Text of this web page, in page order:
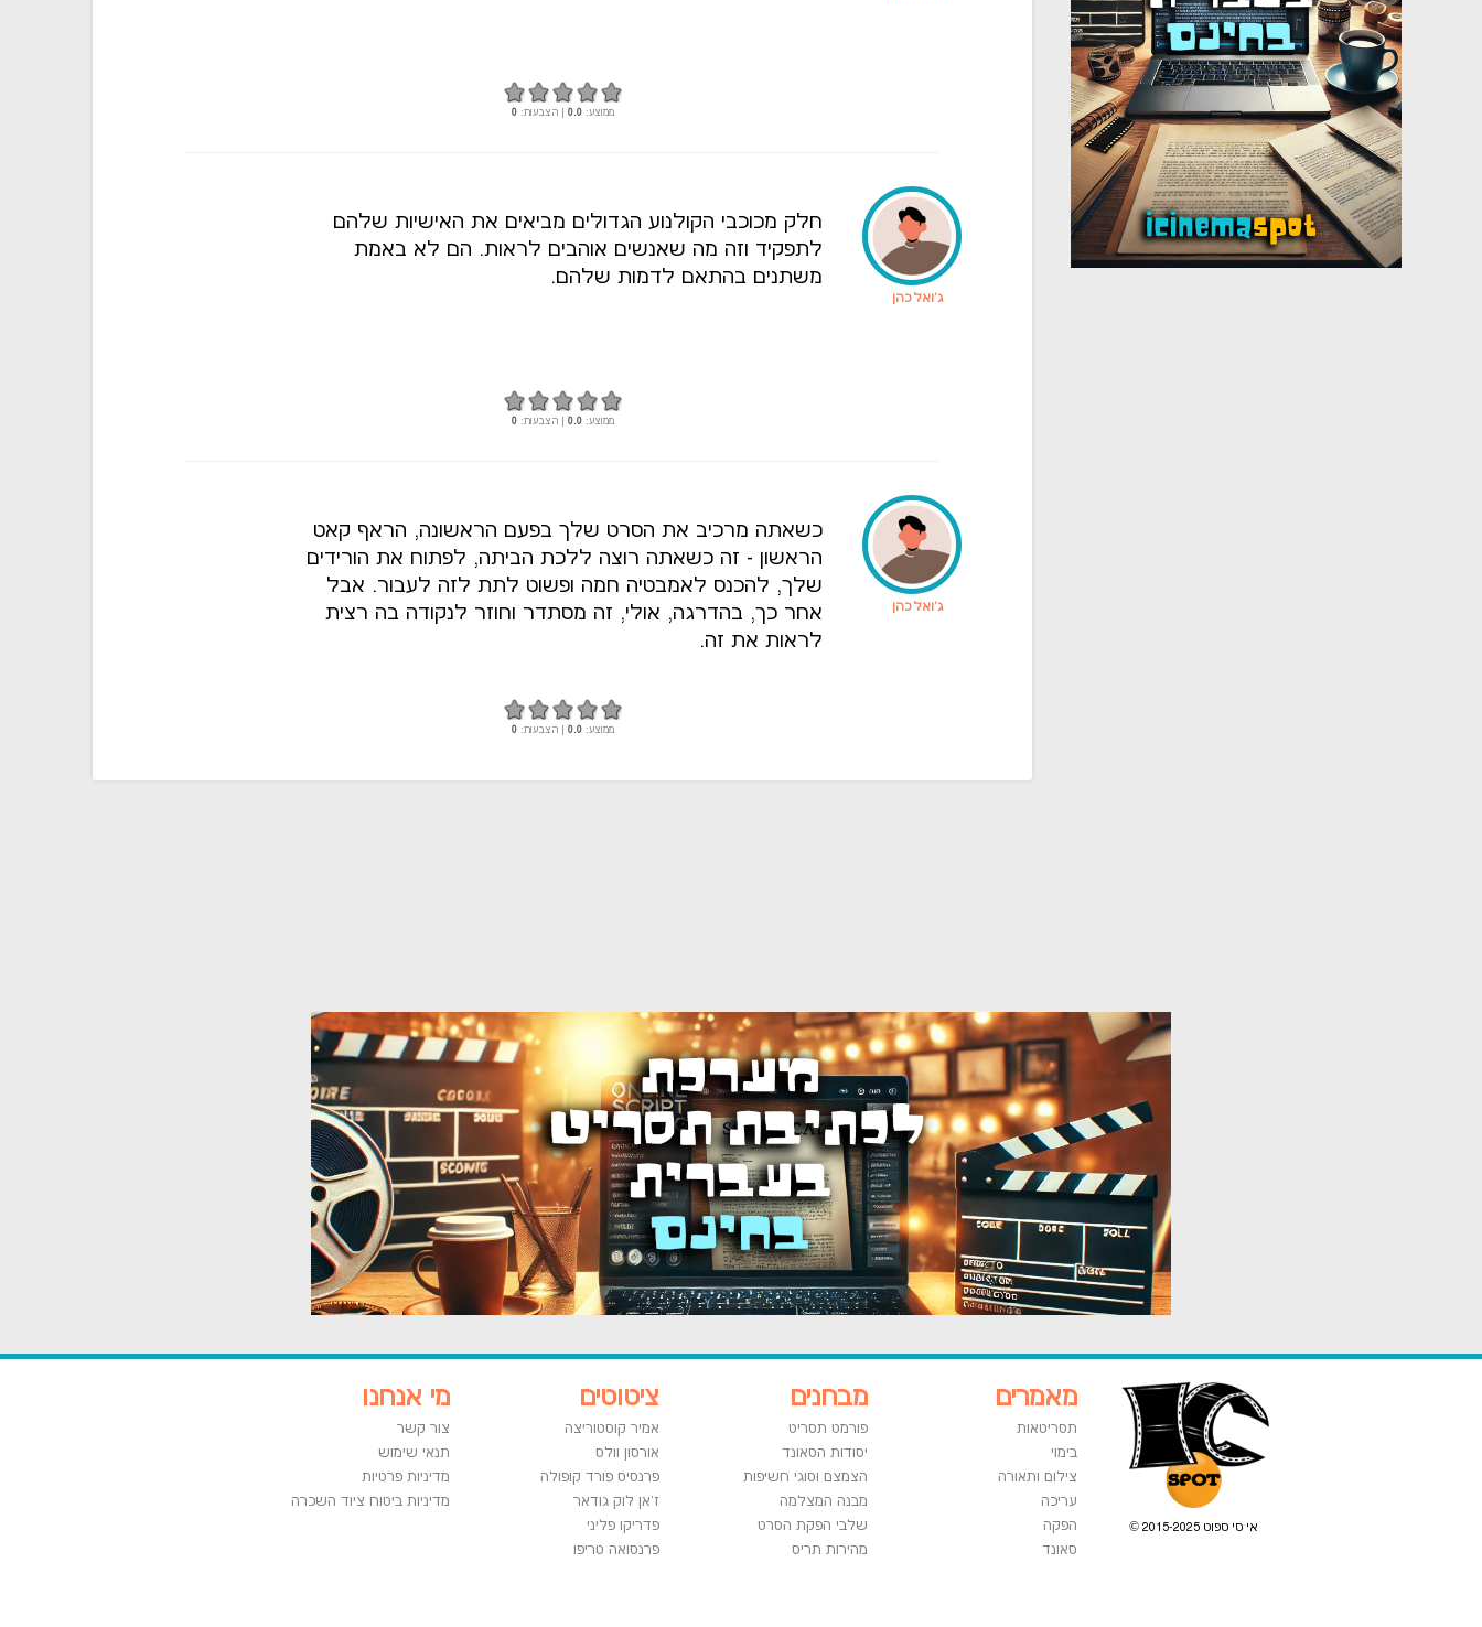
ממוצע:0.0 | הצבעות:0
ג'ואל כהן
חלק מכוכבי הקולנוע הגדולים מביאים את האישיות שלהם
לתפקיד וזה מה שאנשים אוהבים לראות. הם לא באמת
משתנים בהתאם לדמות שלהם.
ממוצע:0.0 | הצבעות:0
ג'ואל כהן
כשאתה מרכיב את הסרט שלך בפעם הראשונה, הראף קאט
הראשון - זה כשאתה רוצה ללכת הביתה, לפתוח את הורידים
שלך, להכנס לאמבטיה חמה ופשוט לתת לזה לעבור. אבל
אחר כך, בהדרגה, אולי, זה מסתדר וחוזר לנקודה בה רצית
לראות את זה.
ממוצע:0.0 | הצבעות:0
אי סי ספוט 2015-2025 ©
מאמרים
תסריטאות
בימוי
צילום ותאורה
עריכה
הפקה
סאונד
מבחנים
פורמט תסריט
יסודות הסאונד
הצמצם וסוגי חשיפות
מבנה המצלמה
שלבי הפקת הסרט
מהירות תריס
ציטוטים
אמיר קוסטוריצה
אורסון וולס
פרנסיס פורד קופולה
ז'אן לוק גודאר
פדריקו פליני
פרנסואה טריפו
מי אנחנו
צור קשר
תנאי שימוש
מדיניות פרטיות
מדיניות ביטוח ציוד השכרה